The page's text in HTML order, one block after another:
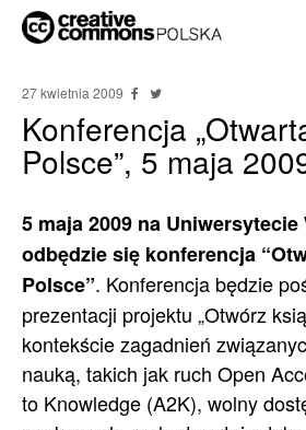
27 kwietnia 2009
Konferencja
Polsce”, 5 maja
5 maja 2009 na Uniwersytecie
odbędzie się konferencja
Polsce”. Konferencja będzie
prezentacji projektu „Otwórz
kontekście zagadnień
nauką, takich jak ruch Open
to Knowledge (A2K), wolny